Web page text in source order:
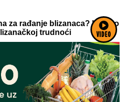
VIDEO
poglašen za nacionalni